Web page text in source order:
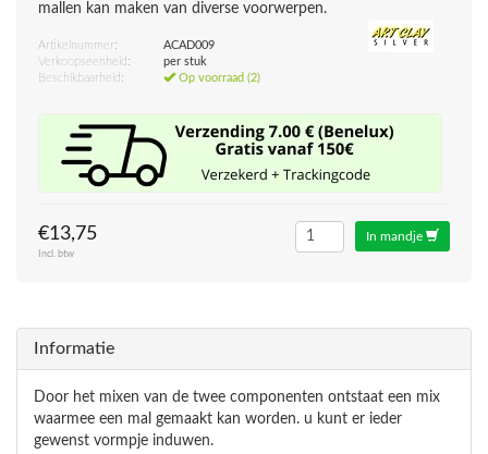
mallen kan maken van diverse voorwerpen.
Artikelnummer:
ACAD009
Verkoopseenheid:
per stuk
Beschikbaarheid:
Op voorraad (2)
€13,75
Incl. btw
In mandje
Informatie
Door het mixen van de twee componenten ontstaat een mix
waarmee een mal gemaakt kan worden. u kunt er ieder
gewenst vormpje induwen.